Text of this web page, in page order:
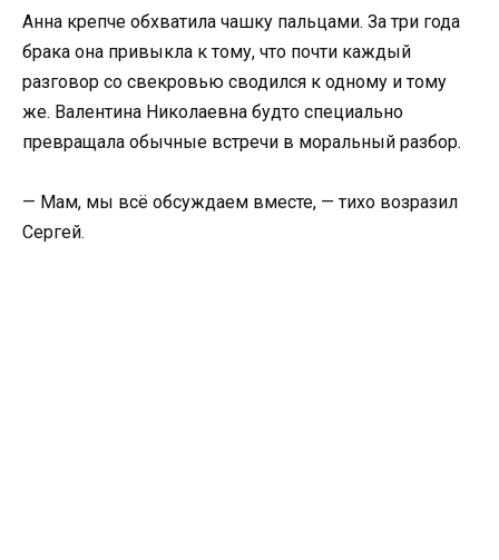
Анна крепче обхватила чашку пальцами. За три года
брака она привыкла к тому, что почти каждый
разговор со свекровью сводился к одному и тому
же. Валентина Николаевна будто специально
превращала обычные встречи в моральный разбор.
— Мам, мы всё обсуждаем вместе, — тихо возразил
Сергей.